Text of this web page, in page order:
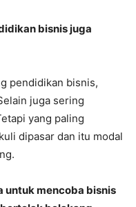
bisnis juga
pendidikan bisnis,
juga sering
yang paling
dipasar dan itu modal
untuk mencoba bisnis